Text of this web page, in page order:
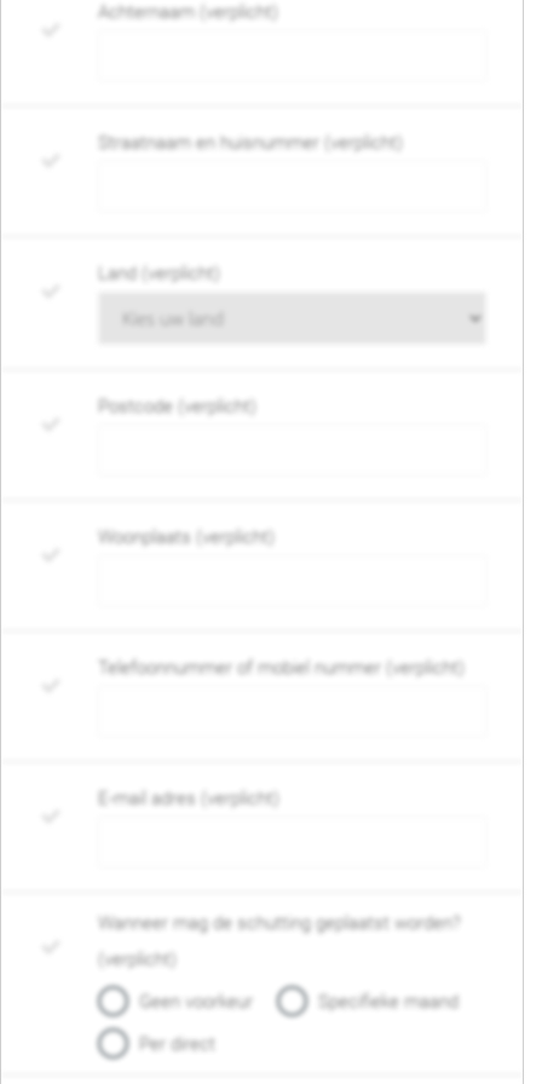
Achternaam (verplicht)
Straatnaam en huisnummer (verplicht)
Land (verplicht)
Postcode (verplicht)
Woonplaats (verplicht)
Telefoonnummer of mobiel nummer (verplicht)
E-mail adres (verplicht)
Wanneer mag de schutting geplaatst worden?
(verplicht)
Geen voorkeur
Specifieke maand
Per direct